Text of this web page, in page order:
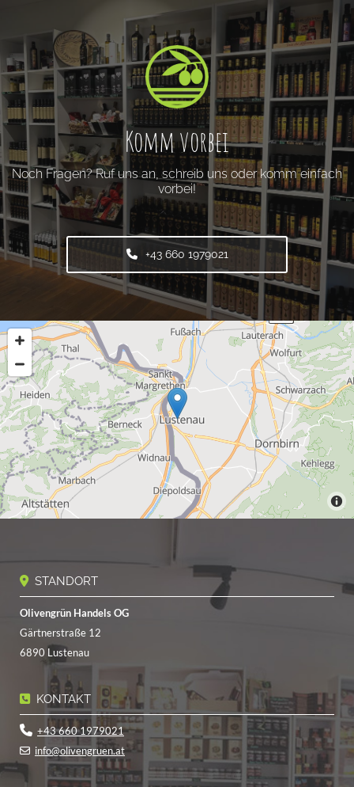
Komm vorbei
Noch Fragen? Ruf uns an, schreib uns oder komm einfach
vorbei!
+43 660 1979021
 STANDORT
Olivengrün Handels OG
Gärtnerstraße 12
6890 Lustenau
 KONTAKT
 +43 660 1979021
 info@olivengruen.at